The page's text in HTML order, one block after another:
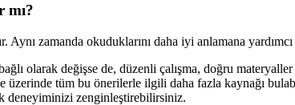
mı?
zamanda okuduklarını daha iyi anlamana
olarak değişse de, düzenli çalışma, doğru
üzerinde tüm bu önerilerle ilgili daha fazla kaynağı
deneyiminizi zenginleştirebilirsiniz.